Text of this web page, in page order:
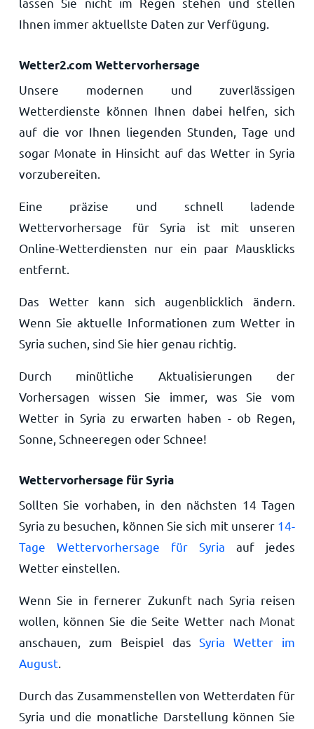
Ihnen immer aktuellste Daten zur Verfügung.
Wetter2.com Wettervorhersage
Unsere modernen und zuverlässigen
Wetterdienste können Ihnen dabei helfen, sich
auf die vor Ihnen liegenden Stunden, Tage und
sogar Monate in Hinsicht auf das Wetter in Syria
vorzubereiten.
Eine präzise und schnell ladende
Wettervorhersage für Syria ist mit unseren
Online-Wetterdiensten nur ein paar Mausklicks
entfernt.
Das Wetter kann sich augenblicklich ändern.
Wenn Sie aktuelle Informationen zum Wetter in
Syria suchen, sind Sie hier genau richtig.
Durch minütliche Aktualisierungen der
Vorhersagen wissen Sie immer, was Sie vom
Wetter in Syria zu erwarten haben - ob Regen,
Sonne, Schneeregen oder Schnee!
Wettervorhersage für Syria
Sollten Sie vorhaben, in den nächsten 14 Tagen
Syria zu besuchen, können Sie sich mit unserer 14-
Tage Wettervorhersage für Syria auf jedes
Wetter einstellen.
Wenn Sie in fernerer Zukunft nach Syria reisen
wollen, können Sie die Seite Wetter nach Monat
anschauen, zum Beispiel dasSyria Wetter im
August.
Durch das Zusammenstellen von Wetterdaten für
Syria und die monatliche Darstellung können Sie